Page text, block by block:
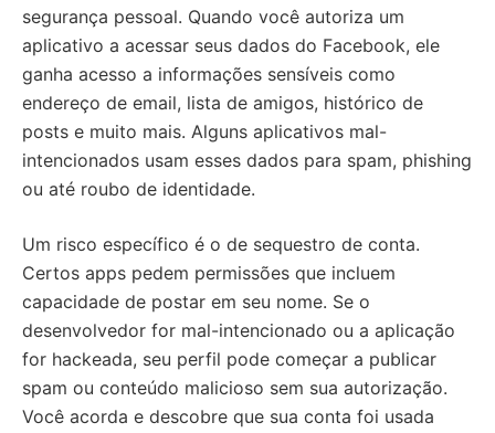
segurança pessoal. Quando você autoriza um
aplicativo a acessar seus dados do Facebook, ele
ganha acesso a informações sensíveis como
endereço de email, lista de amigos, histórico de
posts e muito mais. Alguns aplicativos mal-
intencionados usam esses dados para spam, phishing
ou até roubo de identidade.
Um risco específico é o de sequestro de conta.
Certos apps pedem permissões que incluem
capacidade de postar em seu nome. Se o
desenvolvedor for mal-intencionado ou a aplicação
for hackeada, seu perfil pode começar a publicar
spam ou conteúdo malicioso sem sua autorização.
Você acorda e descobre que sua conta foi usada